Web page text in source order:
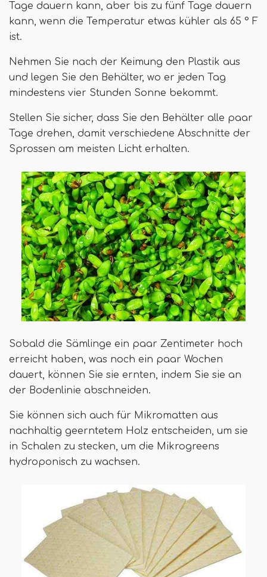
Tage dauern kann, aber bis zu fünf Tage dauern
kann, wenn die Temperatur etwas kühler als 65 ° F
ist.
Nehmen Sie nach der Keimung den Plastik aus
und legen Sie den Behälter, wo er jeden Tag
mindestens vier Stunden Sonne bekommt.
Stellen Sie sicher, dass Sie den Behälter alle paar
Tage drehen, damit verschiedene Abschnitte der
Sprossen am meisten Licht erhalten.
Sobald die Sämlinge ein paar Zentimeter hoch
erreicht haben, was noch ein paar Wochen
dauert, können Sie sie ernten, indem Sie sie an
der Bodenlinie abschneiden.
Sie können sich auch für Mikromatten aus
nachhaltig geerntetem Holz entscheiden, um sie
in Schalen zu stecken, um die Mikrogreens
hydroponisch zu wachsen.